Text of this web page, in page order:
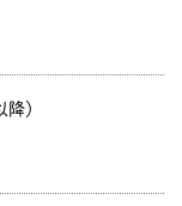
）